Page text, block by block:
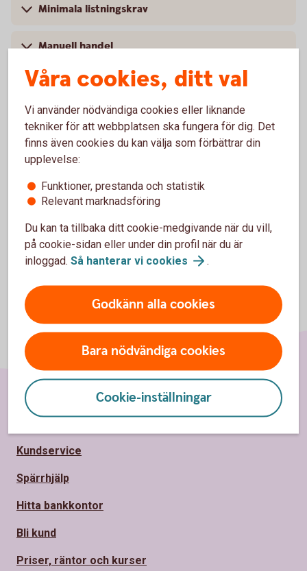
Minimala listningskrav
Manuell handel
För att se detta innehåll behöver du först
godkänna cookies för Funktioner, prestanda
och statistik.
Våra cookies, ditt val
Vi använder nödvändiga cookies eller liknande
tekniker för att webbplatsen ska fungera för dig. Det
finns även cookies du kan välja som förbättrar din
upplevelse:
Funktioner, prestanda och statistik
Relevant marknadsföring
Du kan ta tillbaka ditt cookie-medgivande när du vill,
på cookie-sidan eller under din profil när du är
inloggad. Så hanterar vi cookies .
Godkänn alla cookies
Bara nödvändiga cookies
Cookie-inställningar
Sidfot
Hitta snabbt
Kundservice
Spärrhjälp
Hitta bankkontor
Bli kund
Priser, räntor och kurser